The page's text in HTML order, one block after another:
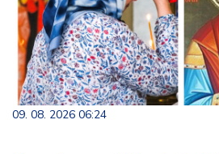
09. 08. 2026 06:24